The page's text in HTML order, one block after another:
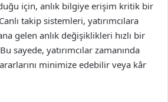
için, anlık bilgiye erişim kritik bir
takip sistemleri, yatırımcılara
gelen anlık değişiklikleri hızlı bir
sayede, yatırımcılar zamanında
minimize edebilir veya kâr